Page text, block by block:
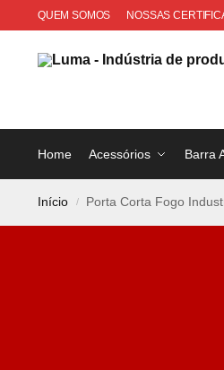
QUEM SOMOS NOSSAS
Home Acessórios Barra
Início / Porta Corta Fogo